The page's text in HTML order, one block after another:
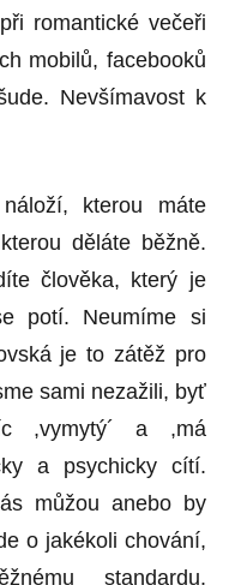
romantické večeři
mobilů, facebooků
Nevšímavost k
kterou máte
děláte běžně.
člověka, který je
potí. Neumíme si
je to zátěž pro
sami nezažili, byť
,vymytý´ a ,má
a psychicky cítí.
můžou anebo by
o jakékoli chování,
standardu.